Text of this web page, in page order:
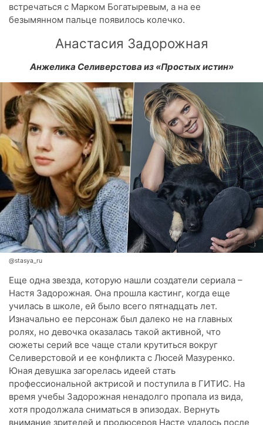
встречаться с Марком Богатыревым, а на ее
безымянном пальце появилось колечко.
Анастасия Задорожная
Анжелика Селиверстова из «Простых истин»
@stasya_ru
Еще одна звезда, которую нашли создатели сериала –
Настя Задорожная. Она прошла кастинг, когда еще
училась в школе, ей было всего пятнадцать лет.
Изначально ее персонаж был далеко не на главных
ролях, но девочка оказалась такой активной, что
сюжеты серий все чаще стали крутиться вокруг
Селиверстовой и ее конфликта с Люсей Мазуренко.
Юная девушка загорелась идеей стать
профессиональной актрисой и поступила в ГИТИС. На
время учебы Задорожная ненадолго пропала из вида,
хотя продолжала сниматься в эпизодах. Вернуть
внимание зрителей и продюсеров Насте удалось после